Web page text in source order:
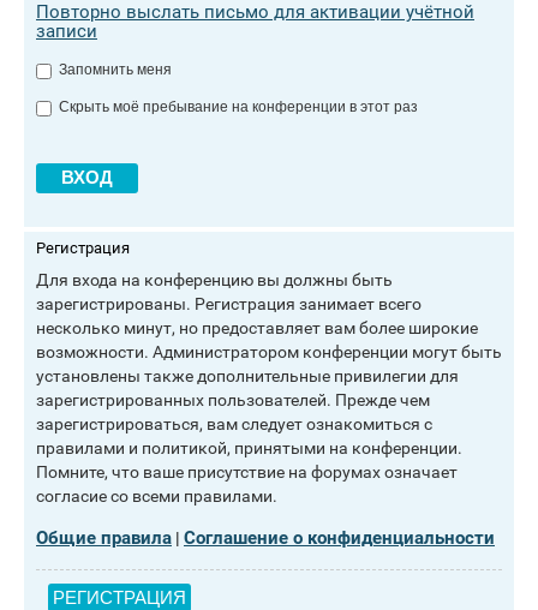
Повторно выслать письмо для активации учётной
записи
Запомнить меня
Скрыть моё пребывание на конференции в этот раз
Регистрация
Для входа на конференцию вы должны быть
зарегистрированы. Регистрация занимает всего
несколько минут, но предоставляет вам более широкие
возможности. Администратором конференции могут быть
установлены также дополнительные привилегии для
зарегистрированных пользователей. Прежде чем
зарегистрироваться, вам следует ознакомиться с
правилами и политикой, принятыми на конференции.
Помните, что ваше присутствие на форумах означает
согласие со всеми правилами.
Общие правила | Соглашение о конфиденциальности
РЕГИСТРАЦИЯ